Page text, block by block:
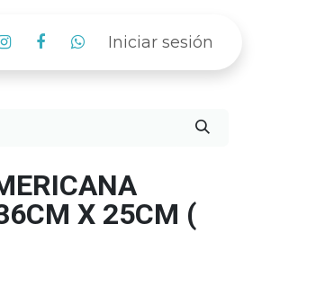
Iniciar sesión
X 25CM (